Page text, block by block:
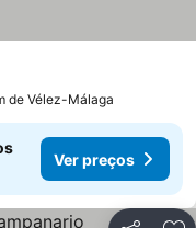
de Vélez-Málaga
Ver preços